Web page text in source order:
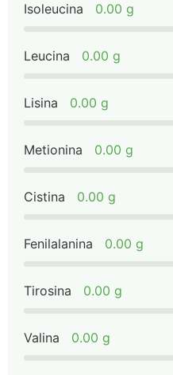
Isoleucina 0.00 g
Leucina 0.00 g
Lisina 0.00 g
Metionina 0.00 g
Cistina 0.00 g
Fenilalanina 0.00 g
Tirosina 0.00 g
Valina 0.00 g